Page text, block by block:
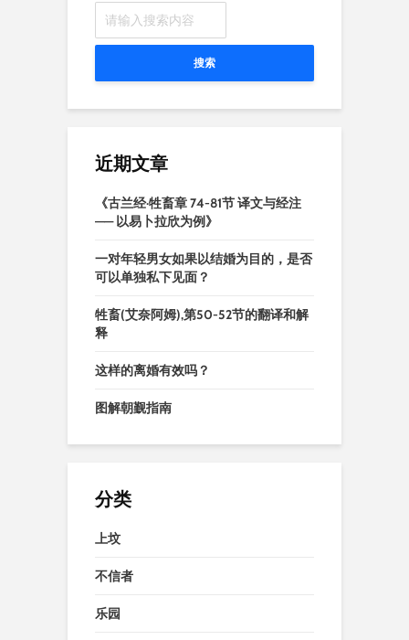
搜索
近期文章
《古兰经·牲畜章 74-81节 译文与经注
—— 以易卜拉欣为例》
一对年轻男女如果以结婚为目的，是否
可以单独私下见面？
牲畜(艾奈阿姆),第50-52节的翻译和解
释
这样的离婚有效吗？
图解朝觐指南
分类
上坟
不信者
乐园